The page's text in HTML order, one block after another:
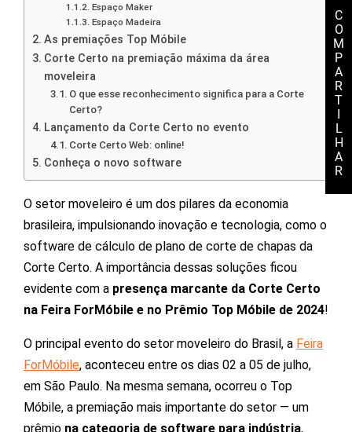
C
O
M
P
A
R
T
I
L
H
A
R
Espaço Maker
Espaço Madeira
As premiações Top Móbile
Corte Certo na premiação máxima da área
moveleira
O que esse reconhecimento significa para a Corte
Certo?
Lançamento da Corte Certo no evento
Corte Certo Web: online!
Conheça o novo software
O setor moveleiro é um dos pilares da economia
brasileira, impulsionando inovação e tecnologia, como o
software de cálculo de plano de corte de chapas da
Corte Certo. A importância dessas soluções ficou
evidente com a presença marcante da Corte Certo
na Feira ForMóbile e no Prêmio Top Móbile de 2024!
O principal evento do setor moveleiro do Brasil, a Feira
ForMóbile, aconteceu entre os dias 02 a 05 de julho,
em São Paulo. Na mesma semana, ocorreu o Top
Móbile, a premiação mais importante do setor — um
prêmio na categoria de software para indústria,